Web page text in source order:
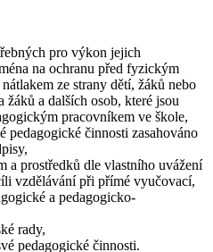
pro výkon jejich
na ochranu před fyzickým
ze strany dětí, žáků nebo
žáků a dalších osob, které jsou
pracovníkem ve škole,
pedagogické činnosti zasahováno
a prostředků dle vlastního uvážení
vzdělávání při přímé vyučovací,
a pedagogicko-
rady,
pedagogické činnosti.